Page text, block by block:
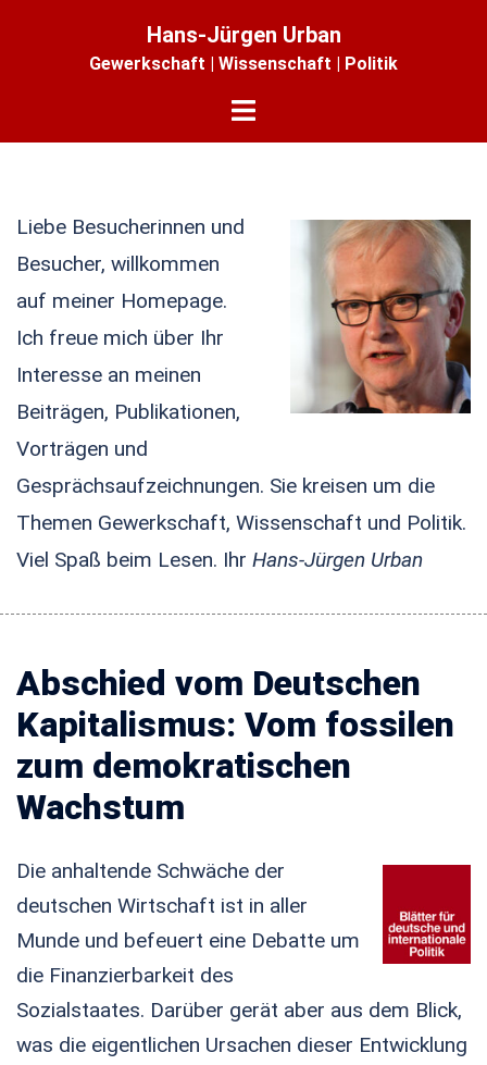
Hans-Jürgen Urban
Gewerkschaft | Wissenschaft | Politik
Menü
Liebe Besucherinnen und
Besucher, willkommen
auf meiner Homepage.
Ich freue mich über Ihr
Interesse an meinen
Beiträgen, Publikationen,
Vorträgen und
Gesprächsaufzeichnungen. Sie kreisen um die
Themen Gewerkschaft, Wissenschaft und Politik.
Viel Spaß beim Lesen. Ihr Hans-Jürgen Urban
Abschied vom Deutschen
Kapitalismus: Vom fossilen
zum demokratischen
Wachstum
Die anhaltende Schwäche der
deutschen Wirtschaft ist in aller
Munde und befeuert eine Debatte um
die Finanzierbarkeit des
Sozialstaates. Darüber gerät aber aus dem Blick,
was die eigentlichen Ursachen dieser Entwicklung